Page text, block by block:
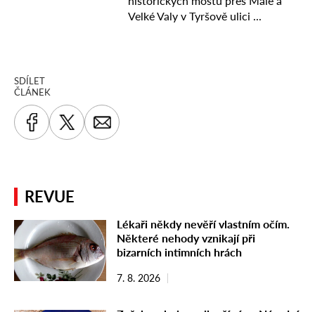
SDÍLET
ČLÁNEK
REVUE
Lékaři někdy nevěří vlastním očím.
Některé nehody vznikají při
bizarních intimních hrách
7. 8. 2026